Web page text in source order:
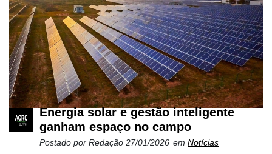
Energia solar e gestão inteligente
ganham espaço no campo
Postado por Redação 27/01/2026 em Notícias